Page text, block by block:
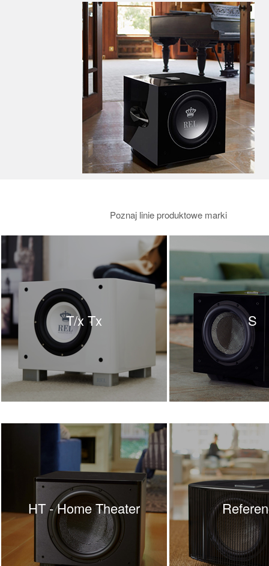
Synergistic Research
Poznaj linie produktowe marki
T/x Tx S
HT - Home Theater